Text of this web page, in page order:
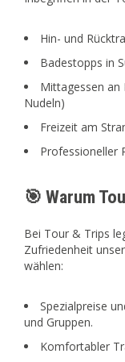
Hin- und
Badestopps in
Mittagessen an
Nudeln)
Freizeit am
Professioneller
🎯 Warum
Bei Tour & Trips
Zufriedenheit
wählen:
Spezialpreise
und Gruppen.
Komfortabler